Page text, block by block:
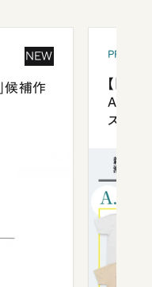
NEW
候補作
【「新
ズプレ